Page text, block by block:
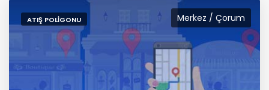
Merkez / Çorum
ATIŞ POLIGONU